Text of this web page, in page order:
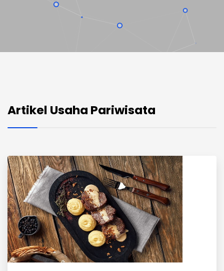
Artikel Usaha Pariwisata